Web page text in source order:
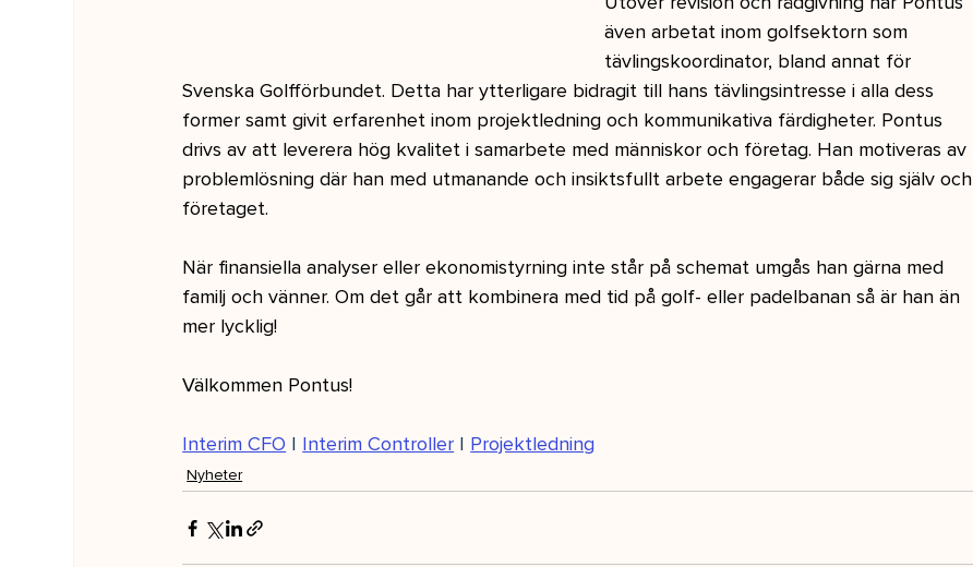
även arbetat inom golfsektorn som
tävlingskoordinator, bland annat för
Svenska Golfförbundet. Detta har ytterligare bidragit till hans tävlingsintresse i alla dess
former samt givit erfarenhet inom projektledning och kommunikativa färdigheter. Pontus
drivs av att leverera hög kvalitet i samarbete med människor och företag. Han motiveras av
problemlösning där han med utmanande och insiktsfullt arbete engagerar både sig själv och
företaget.
När finansiella analyser eller ekonomistyrning inte står på schemat umgås han gärna med
familj och vänner. Om det går att kombinera med tid på golf- eller padelbanan så är han än
mer lycklig!
Välkommen Pontus!
Interim CFO | Interim Controller | Projektledning
Nyheter